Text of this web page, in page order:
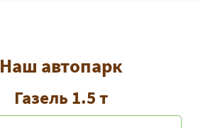
Наш автопарк
Газель 1.5 т